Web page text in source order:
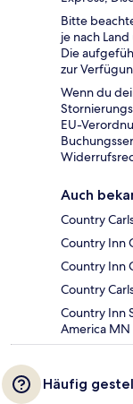
Bitte
je nach
Die
zur
Wenn du
EU-
Auch
Country
Country Inn
Country Inn
Country
Country Inn
America MN
Häufig